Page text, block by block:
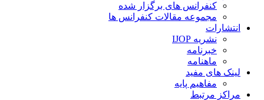
کنفرانس های برگزار شده
مجموعه مقالات کنفرانس ها
انتشارات
نشریه IJOP
خبرنامه
ماهنامه
لینک های مفید
مفاهیم پایه
مراکز مرتبط